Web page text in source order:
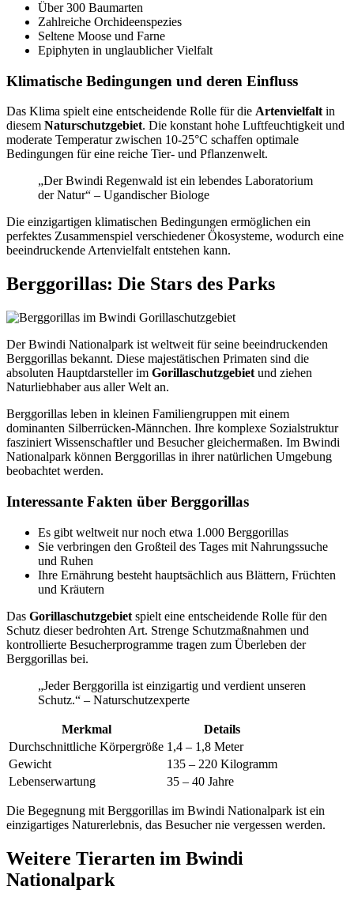
Über 300 Baumarten
Zahlreiche Orchideenspezies
Seltene Moose und Farne
Epiphyten in unglaublicher Vielfalt
Klimatische Bedingungen und deren Einfluss
Das Klima spielt eine entscheidende Rolle für die Artenvielfaltin
diesem Naturschutzgebiet. Die konstant hohe Luftfeuchtigkeit und
moderate Temperatur zwischen 10-25°C schaffen optimale
Bedingungen für eine reiche Tier- und Pflanzenwelt.
„Der Bwindi Regenwald ist ein lebendes Laboratorium
der Natur“ – Ugandischer Biologe
Die einzigartigen klimatischen Bedingungen ermöglichen ein
perfektes Zusammenspiel verschiedener Ökosysteme, wodurch eine
beeindruckende Artenvielfalt entstehen kann.
Berggorillas: Die Stars des Parks
Der Bwindi Nationalpark ist weltweit für seine beeindruckenden
Berggorillas bekannt. Diese majestätischen Primaten sind die
absoluten Hauptdarsteller im Gorillaschutzgebiet und ziehen
Naturliebhaber aus aller Welt an.
Berggorillas leben in kleinen Familiengruppen mit einem
dominanten Silberrücken-Männchen. Ihre komplexe Sozialstruktur
fasziniert Wissenschaftler und Besucher gleichermaßen. Im Bwindi
Nationalpark können Berggorillas in ihrer natürlichen Umgebung
beobachtet werden.
Interessante Fakten über Berggorillas
Es gibt weltweit nur noch etwa 1.000 Berggorillas
Sie verbringen den Großteil des Tages mit Nahrungssuche
und Ruhen
Ihre Ernährung besteht hauptsächlich aus Blättern, Früchten
und Kräutern
Das Gorillaschutzgebiet spielt eine entscheidende Rolle für den
Schutz dieser bedrohten Art. Strenge Schutzmaßnahmen und
kontrollierte Besucherprogramme tragen zum Überleben der
Berggorillas bei.
„Jeder Berggorilla ist einzigartig und verdient unseren
Schutz.“ – Naturschutzexperte
Merkmal
Details
Durchschnittliche Körpergröße 1,4 – 1,8 Meter
Gewicht
135 – 220 Kilogramm
Lebenserwartung
35 – 40 Jahre
Die Begegnung mit Berggorillas im Bwindi Nationalpark ist ein
einzigartiges Naturerlebnis, das Besucher nie vergessen werden.
Weitere Tierarten im Bwindi
Nationalpark